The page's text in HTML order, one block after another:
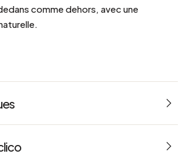
comme dehors, avec une